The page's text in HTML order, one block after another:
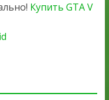
Купить GTA V